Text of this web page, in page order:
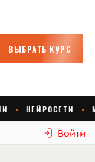
Войти